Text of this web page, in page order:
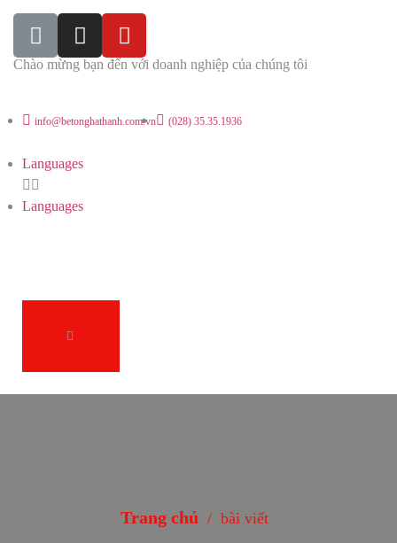
Chào mừng bạn đến với doanh nghiệp của chúng tôi
info@betonghathanh.com.vn (028) 35.35.1936
Languages
Languages
Trang chủ / bài viết